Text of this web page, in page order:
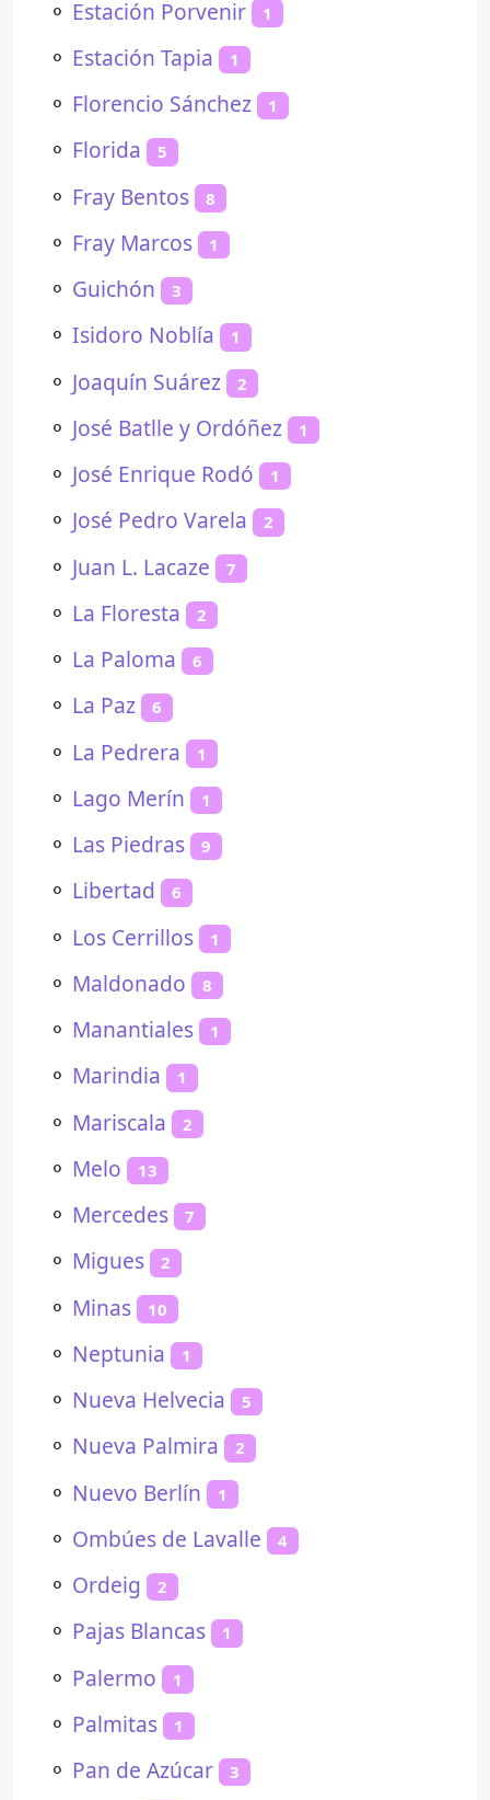
⚬ Estación Porvenir 1
⚬ Estación Tapia 1
⚬ Florencio Sánchez 1
⚬ Florida 5
⚬ Fray Bentos 8
⚬ Fray Marcos 1
⚬ Guichón 3
⚬ Isidoro Noblía 1
⚬ Joaquín Suárez 2
⚬ José Batlle y Ordóñez 1
⚬ José Enrique Rodó 1
⚬ José Pedro Varela 2
⚬ Juan L. Lacaze 7
⚬ La Floresta 2
⚬ La Paloma 6
⚬ La Paz 6
⚬ La Pedrera 1
⚬ Lago Merín 1
⚬ Las Piedras 9
⚬ Libertad 6
⚬ Los Cerrillos 1
⚬ Maldonado 8
⚬ Manantiales 1
⚬ Marindia 1
⚬ Mariscala 2
⚬ Melo 13
⚬ Mercedes 7
⚬ Migues 2
⚬ Minas 10
⚬ Neptunia 1
⚬ Nueva Helvecia 5
⚬ Nueva Palmira 2
⚬ Nuevo Berlín 1
⚬ Ombúes de Lavalle 4
⚬ Ordeig 2
⚬ Pajas Blancas 1
⚬ Palermo 1
⚬ Palmitas 1
⚬ Pan de Azúcar 3